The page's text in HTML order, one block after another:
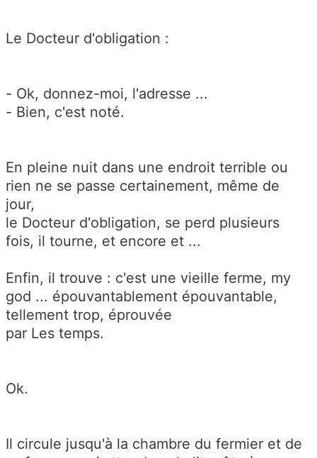
Le Docteur d'obligation :
- Ok, donnez-moi, l'adresse ...
- Bien, c'est noté.
En pleine nuit dans une endroit terrible ou
rien ne se passe certainement, même de
jour,
le Docteur d'obligation, se perd plusieurs
fois, il tourne, et encore et ...
Enfin, il trouve : c'est une vieille ferme, my
god ... épouvantablement épouvantable,
tellement trop, éprouvée
par Les temps.
Ok.
Il circule jusqu'à la chambre du fermier et de